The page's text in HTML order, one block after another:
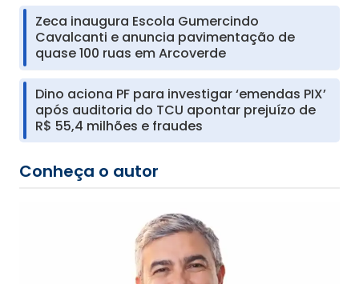
Zeca inaugura Escola Gumercindo
Cavalcanti e anuncia pavimentação de
quase 100 ruas em Arcoverde
Dino aciona PF para investigar ‘emendas PIX’
após auditoria do TCU apontar prejuízo de
R$ 55,4 milhões e fraudes
Conheça o autor